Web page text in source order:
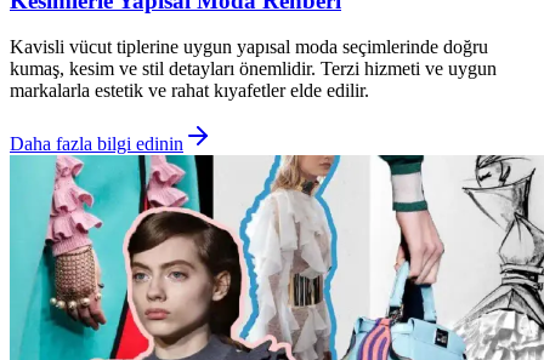
Kavisli vücut tiplerine uygun yapısal moda seçimlerinde doğru
kumaş, kesim ve stil detayları önemlidir. Terzi hizmeti ve uygun
markalarla estetik ve rahat kıyafetler elde edilir.
Daha fazla bilgi edinin